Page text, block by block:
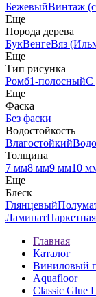
БежевыйВинтаж
Еще
Порода дерева
БукВенгеВяз
Еще
Тип рисунка
Ромб1-полосныйС
Еще
Фаска
Без фаски
Водостойкость
Влагостойкий
Толщина
7 мм8 мм9 мм10
Еще
Блеск
Глянцевый
Ламинат
Главная
Каталог
Виниловый
Aquafloor
Classic Glue